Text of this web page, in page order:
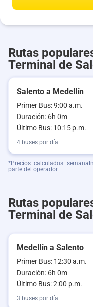
Rutas
Terminal de
Salento a Medellín
Primer Bus: 9:00 a.m.
Duración: 6h 0m
Último Bus: 10:15 p.m.
4 buses por día
*Precios calculados
parte del operador
Rutas
Terminal de
Medellín a Salento
Primer Bus: 12:30 a.m.
Duración: 6h 0m
Último Bus: 2:00 p.m.
3 buses por día